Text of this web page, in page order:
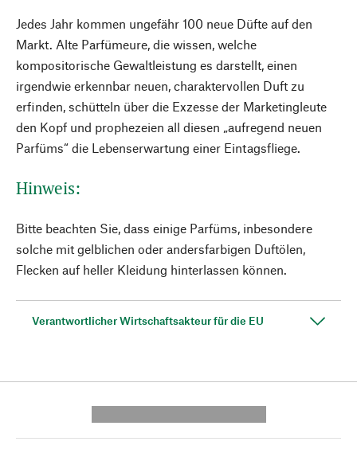
Jedes Jahr kommen ungefähr 100 neue Düfte auf den
Markt. Alte Parfümeure, die wissen, welche
kompositorische Gewaltleistung es darstellt, einen
irgendwie erkennbar neuen, charaktervollen Duft zu
erfinden, schütteln über die Exzesse der Marketingleute
den Kopf und prophezeien all diesen „aufregend neuen
Parfüms“ die Lebenserwartung einer Eintagsfliege.
Hinweis:
Bitte beachten Sie, dass einige Parfüms, inbesondere
solche mit gelblichen oder andersfarbigen Duftölen,
Flecken auf heller Kleidung hinterlassen können.
Verantwortlicher Wirtschaftsakteur für die EU